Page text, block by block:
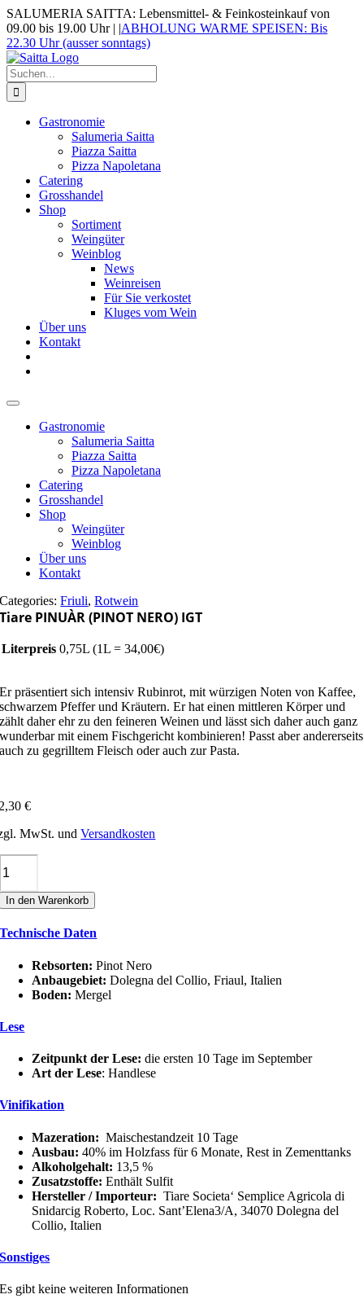
Zum
Inhalt
springen
SALUMERIA SAITTA: Lebensmittel- & Feinkosteinkauf von
09.00 bis 19.00 Uhr | |ABHOLUNG WARME SPEISEN: Bis
22.30 Uhr (ausser sonntags)
Suche
nach:
Gastronomie
Salumeria Saitta
Piazza Saitta
Pizza Napoletana
Catering
Grosshandel
Shop
Sortiment
Weingüter
Weinblog
News
Weinreisen
Für Sie verkostet
Kluges vom Wein
Über uns
Kontakt
Gastronomie
Salumeria Saitta
Piazza Saitta
Pizza Napoletana
Catering
Grosshandel
Shop
Weingüter
Weinblog
Über uns
Kontakt
Categories:Friuli,Rotwein
Tiare PINUÀR (PINOT NERO) IGT
Literpreis 0,75L (1L = 34,00€)
Er präsentiert sich intensiv Rubinrot, mit würzigen Noten von Kaffee,
schwarzem Pfeffer und Kräutern. Er hat einen mittleren Körper und
zählt daher ehr zu den feineren Weinen und lässt sich daher auch ganz
wunderbar mit einem Fischgericht kombinieren! Passt aber andererseits
auch zu gegrilltem Fleisch oder auch zur Pasta.
€
MwSt. undVersandkosten
In den Warenkorb
Technische Daten
Rebsorten:Pinot Nero
Anbaugebiet:Dolegna del Collio, Friaul, Italien
Boden:Mergel
Lese
Zeitpunkt der Lese:die ersten 10 Tage im September
Art der Lese: Handlese
Vinifikation
Mazeration: Maischestandzeit 10 Tage
Ausbau:40% im Holzfass für 6 Monate, Rest in Zementtanks
Alkoholgehalt: 13,5 %
Zusatzstoffe:Enthält Sulfit
Hersteller / Importeur: Tiare Societa‘ Semplice Agricola di
Snidarcig Roberto, Loc. Sant’Elena3/A, 34070 Dolegna del
Collio, Italien
Sonstiges
Es gibt keine weiteren Informationen